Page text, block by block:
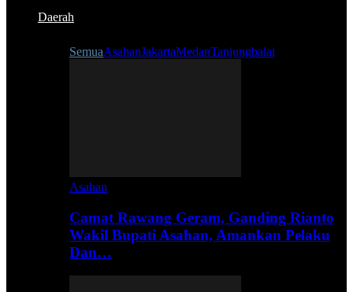
Daerah
SemuaAsahanJakartaMedanTanjungbalai
Asahan
Camat Rawang Geram, Ganding Rianto
Wakil Bupati Asahan, Amankan Pelaku
Dan…